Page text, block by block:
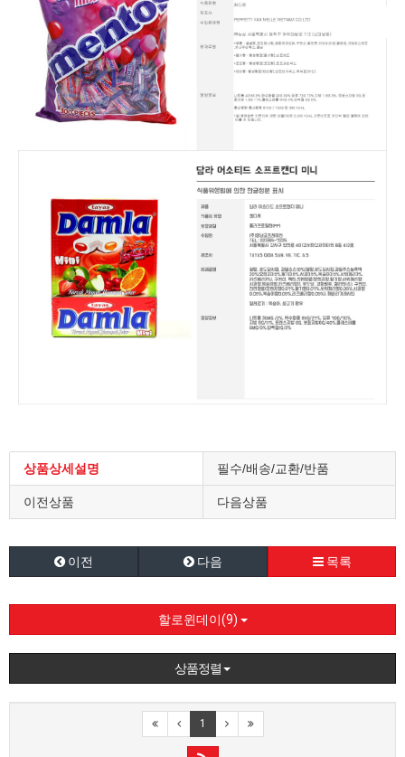
상품상세설명 필수/배송/교환/반품
이전상품 다음상품
이전 다음 목록
할로윈데이(9)
상품정렬
1